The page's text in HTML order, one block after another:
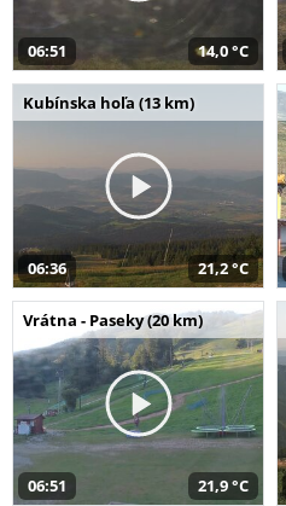
06:51 14,0 °C
Kubínska hoľa (13 km)
06:36 21,2 °C
Vrátna - Paseky (20 km)
06:51 21,9 °C